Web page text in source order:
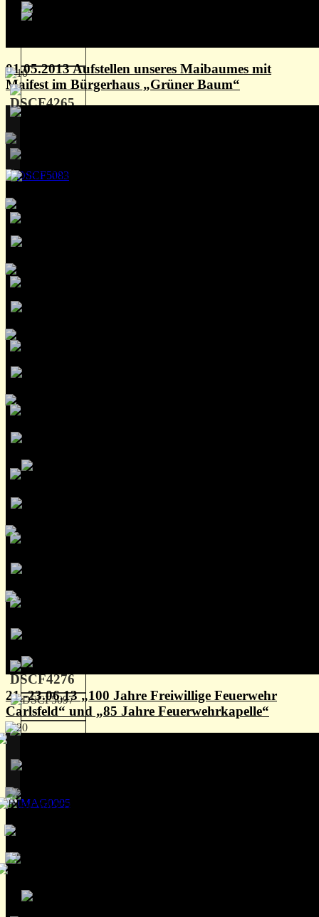
01.05.2013 Aufstellen unseres Maibaumes mit
Maifest im Bürgerhaus „Grüner Baum“
21.-23.06.13 „100 Jahre Freiwillige Feuerwehr
Carlsfeld“ und „85 Jahre Feuerwehrkapelle“